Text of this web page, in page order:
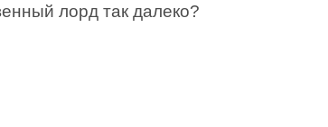
лорд так далеко?